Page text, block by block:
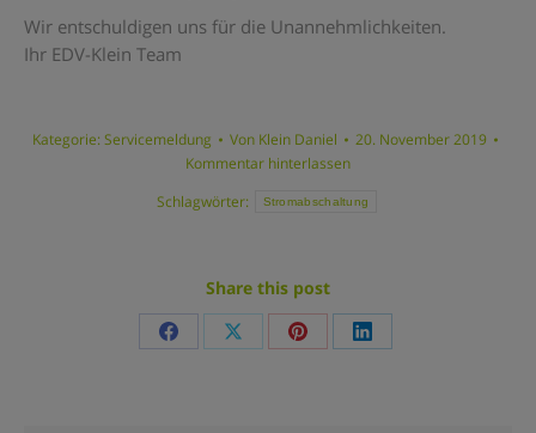
Wir entschuldigen uns für die Unannehmlichkeiten.
Ihr EDV-Klein Team
Kategorie:Servicemeldung Von Klein Daniel
20. November 2019
Kommentar hinterlassen
Schlagwörter:
Stromabschaltung
Share this post
Share Share Share Share